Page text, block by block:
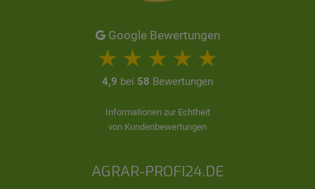
Google Bewertungen
4,9 bei 58 Bewertungen
Informationen zur Echtheit
von Kundenbewertungen
AGRAR-PROFI24.DE